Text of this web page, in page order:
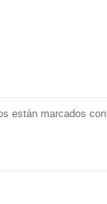
están marcados con